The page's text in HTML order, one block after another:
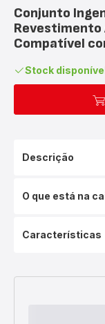
Conjunto
Revestimento
Compatível
Stock
Descrição
O que está na
Características